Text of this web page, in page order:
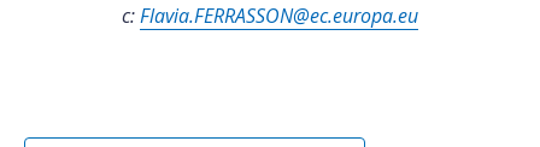
с:Flavia.FERRASSON@ec.europa.eu